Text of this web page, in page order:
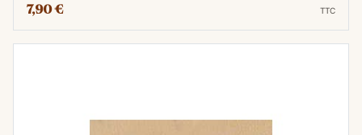
7,90 € TTC